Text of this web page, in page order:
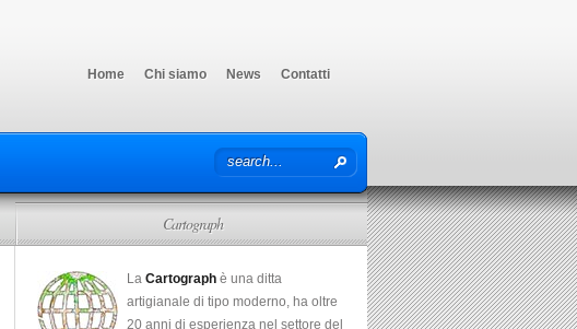
Home Chi siamo News Contatti
Cartograph
La Cartograph è una ditta
artigianale di tipo moderno, ha oltre
20 anni di esperienza nel settore del